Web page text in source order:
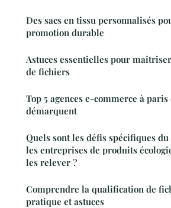
Des sacs en tissu personnalisés
promotion durable
Astuces essentielles pour
de fichiers
Top 5 agences e-commerce à paris
démarquent
Quels sont les défis spécifiques
les entreprises de produits
les relever ?
Comprendre la qualification de
pratique et astuces